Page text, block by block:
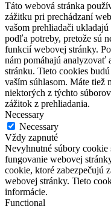
Táto webová stránka
zážitku pri prechádzaní
vašom prehliadači
podľa potreby, pretože sú
funkcií webovej stránky.
nám pomáhajú analyzovať
stránku. Tieto cookies
vaším súhlasom. Máte tiež
niektorých z týchto
zážitok z prehliadania.
Necessary
Necessary
Vždy zapnuté
Nevyhnutné súbory cookie
fungovanie webovej
cookie, ktoré zabezpečujú
webovej stránky. Tieto
informácie.
Functional